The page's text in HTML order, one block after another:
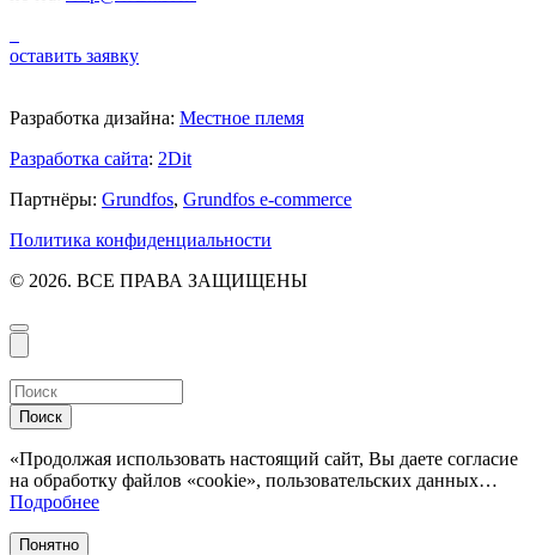
оставить заявку
Разработка дизайна: Местное племя
Разработка сайта: 2Dit
Партнёры: Grundfos, Grundfos e-commerce
Политика конфиденциальности
© 2026. ВСЕ ПРАВА ЗАЩИЩЕНЫ
Поиск
«Продолжая использовать настоящий сайт, Вы даете согласие
на обработку файлов «cookie», пользовательских данных…
Подробнее
Понятно